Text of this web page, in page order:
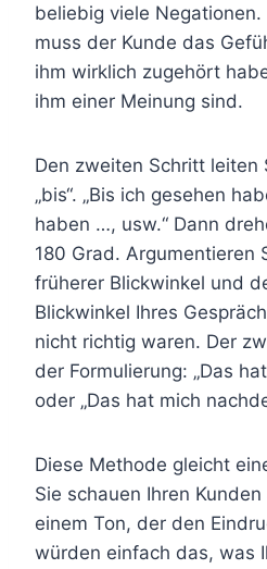
beliebig viele
muss der Kunde das
ihm wirklich zugehört
ihm einer Meinung sind.
Den zweiten Schritt leiten
„bis“. „Bis ich gesehen
haben …, usw.“ Dann
180 Grad. Argumentieren
früherer Blickwinkel und
Blickwinkel Ihres
nicht richtig waren. Der
der Formulierung: „Das
oder „Das hat mich
Diese Methode gleicht
Sie schauen Ihren
einem Ton, der den
würden einfach das, was